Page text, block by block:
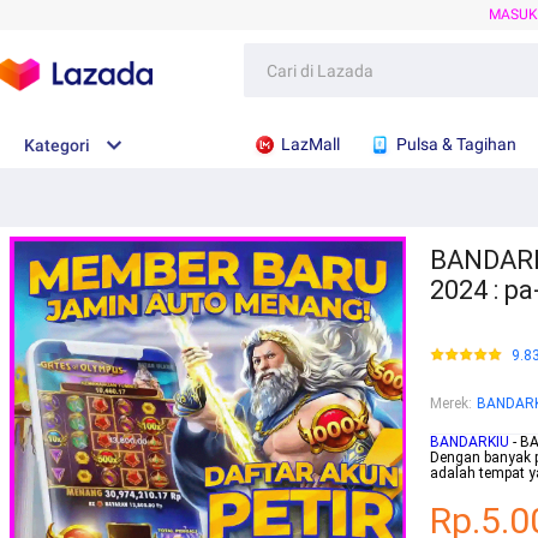
Kategori LazMall Pulsa & Tagihan
2024 :
Merek:
BANDARKIU -
Dengan banyak
adalah tempat